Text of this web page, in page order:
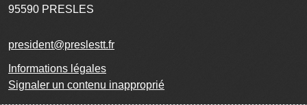
95590 PRESLES
president@preslestt.fr
Informations légales
Signaler un contenu inapproprié